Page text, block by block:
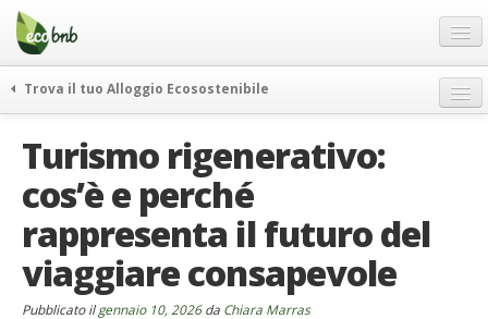
Menu
Salta
contenuto
Offerte Speciali
Regali
FAQ
Chi Siamo
Partner
Contatti
Trova il tuo Alloggio Ecosostenibile
itinerari
curiosità
vivere e viaggiare verde
news ed eventi
ecohotel
Turismo rigenerativo:
cos’è e perché
rappresenta il futuro del
viaggiare consapevole
Pubblicato ilgennaio 10, 2026da Chiara Marras